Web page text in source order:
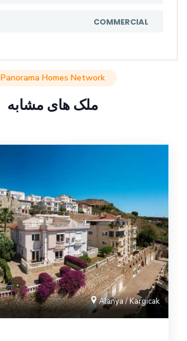
COMMERCIAL
Panorama Homes Network
ملک های مشابه
Alanya / Kargıcak